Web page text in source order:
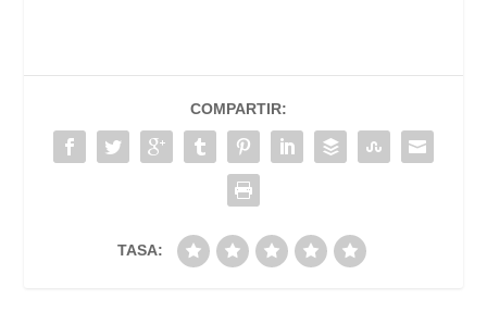
COMPARTIR:
TASA: